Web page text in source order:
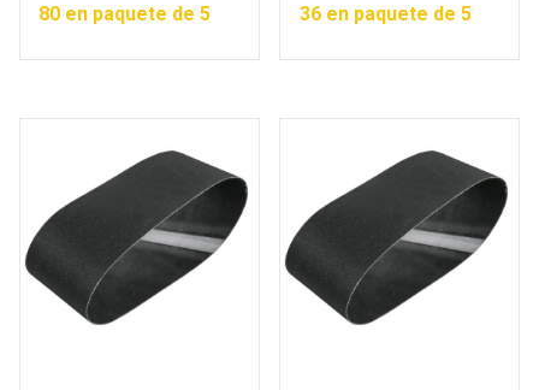
80 en paquete de 5
36 en paquete de 5